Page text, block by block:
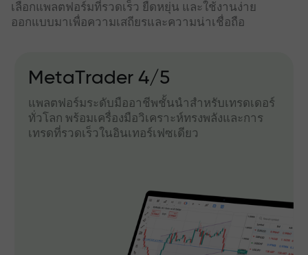
เลือกแพลตฟอร์มที่รวดเร็ว ยืดหยุ่น และใช้งานง่าย
ออกแบบมาเพื่อความเสถียรและความน่าเชื่อถือ
MetaTrader 4/5
แพลตฟอร์มระดับมืออาชีพชั้นนำสำหรับเทรดเดอร์
ทั่วโลก พร้อมเครื่องมือวิเคราะห์ทรงพลังและการ
เทรดที่รวดเร็วในอินเทอร์เฟซเดียว